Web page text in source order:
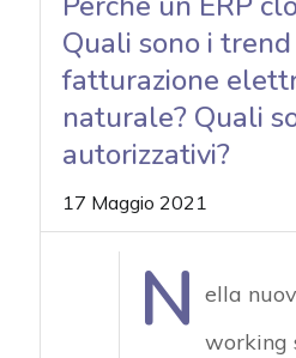
Quali sono i
fatturazione
naturale? Quali
autorizzativi?
17 Maggio 2021
N ella
working